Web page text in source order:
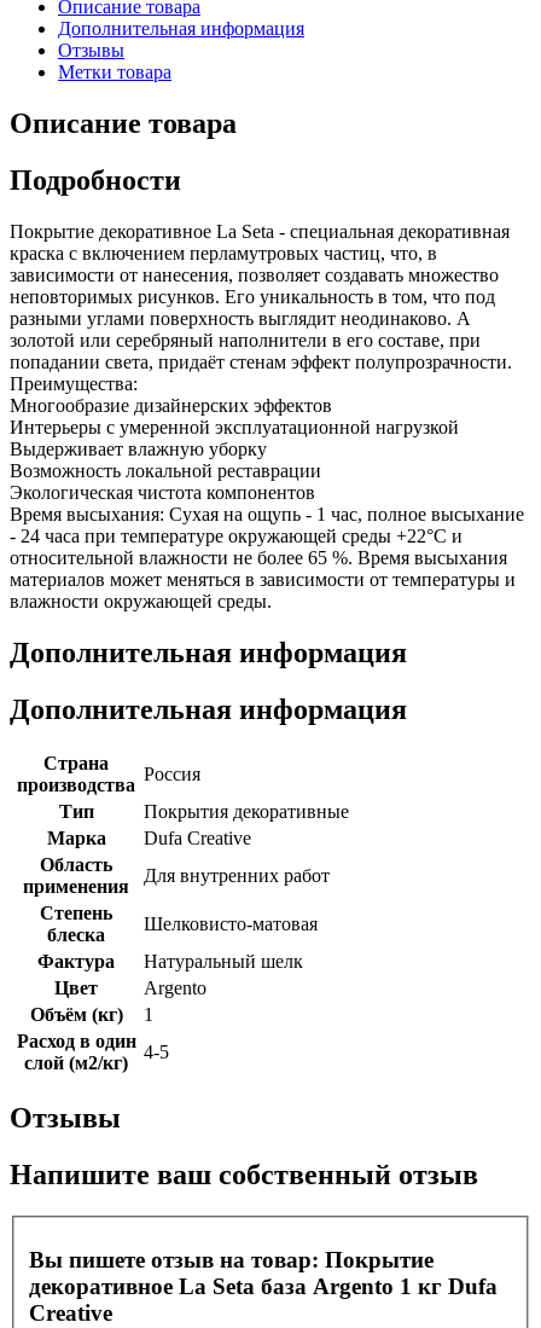
Описание товара
Дополнительная информация
Отзывы
Метки товара
Описание товара
Подробности
Покрытие декоративное La Seta - специальная декоративная
краска с включением перламутровых частиц, что, в
зависимости от нанесения, позволяет создавать множество
неповторимых рисунков. Его уникальность в том, что под
разными углами поверхность выглядит неодинаково. А
золотой или серебряный наполнители в его составе, при
попадании света, придаёт стенам эффект полупрозрачности.
Преимущества:
Многообразие дизайнерских эффектов
Интерьеры с умеренной эксплуатационной нагрузкой
Выдерживает влажную уборку
Возможность локальной реставрации
Экологическая чистота компонентов
Время высыхания: Сухая на ощупь - 1 час, полное высыхание
- 24 часа при температуре окружающей среды +22°С и
относительной влажности не более 65 %. Время высыхания
материалов может меняться в зависимости от температуры и
влажности окружающей среды.
Дополнительная информация
Дополнительная информация
Страна
производства
Россия
Тип
Покрытия декоративные
Марка
Dufa Creative
Область
применения
Для внутренних работ
Степень
блеска
Шелковисто-матовая
Фактура
Натуральный шелк
Цвет
Argento
Объём (кг)
1
Расход в один
слой (м2/кг)
4-5
Отзывы
Напишите ваш собственный отзыв
Вы пишете отзыв на товар: Покрытие
декоративное La Seta база Argento 1 кг Dufa
Creative